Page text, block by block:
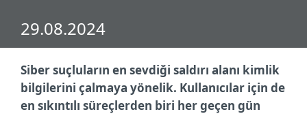
29.08.2024
Siber suçluların en sevdiği saldırı alanı kimlik
bilgilerini çalmaya yönelik. Kullanıcılar için de
en sıkıntılı süreçlerden biri her geçen gün